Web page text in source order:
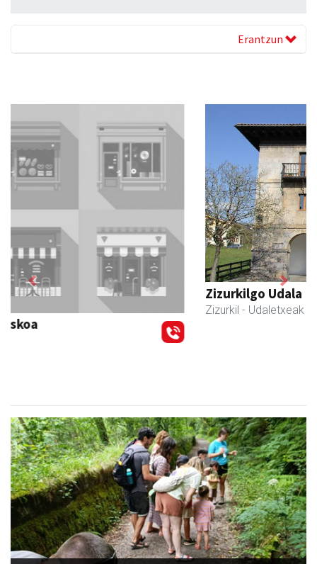
Erantzun
Zizurkilgo Udala
Zizurkil - Udaletxeak
Previous Next
Naturan murgiltzeko jarduerak, Leizaran Bisitarien
Etxearen eskutik